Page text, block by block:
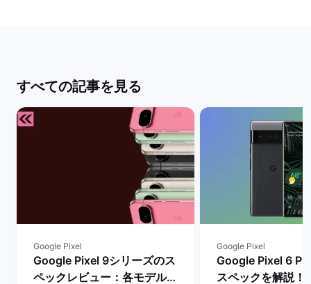
すべての記事を見る
Google Pixel
Google Pixel 9シリーズのス
ペックレビュー：各モデルの
Google Pixel
Google Pixel 6
スペックを解説！